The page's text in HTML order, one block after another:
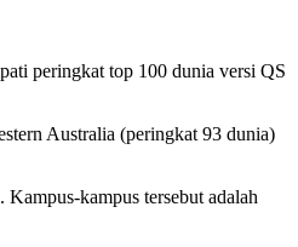
peringkat top 100 dunia versi QS
Australia (peringkat 93 dunia)
kampus tersebut adalah